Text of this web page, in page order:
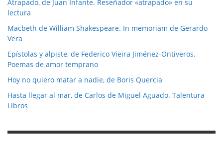
Atrapado, de Juan Infante. Reseñador «atrapado» en su
lectura
Macbeth de William Shakespeare. In memoriam de Gerardo
Vera
Epístolas y alpiste, de Federico Vieira Jiménez-Ontiveros.
Poemas de amor temprano
Hoy no quiero matar a nadie, de Boris Quercia
Hasta llegar al mar, de Carlos de Miguel Aguado. Talentura
Libros